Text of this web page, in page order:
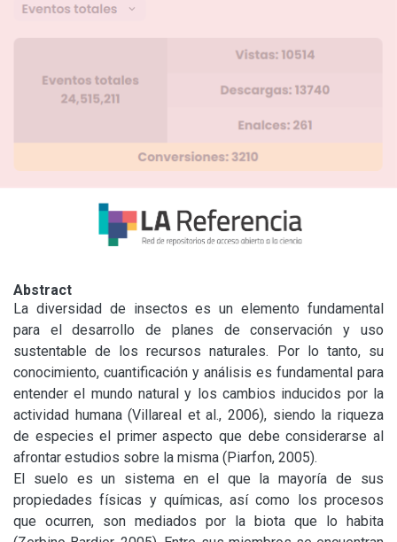
Abstract
La diversidad de insectos es un elemento fundamental
para el desarrollo de planes de conservación y uso
sustentable de los recursos naturales. Por lo tanto, su
conocimiento, cuantificación y análisis es fundamental para
entender el mundo natural y los cambios inducidos por la
actividad humana (Villareal et al., 2006), siendo la riqueza
de especies el primer aspecto que debe considerarse al
afrontar estudios sobre la misma (Piarfon, 2005).
El suelo es un sistema en el que la mayoría de sus
propiedades físicas y químicas, así como los procesos
que ocurren, son mediados por la biota que lo habita